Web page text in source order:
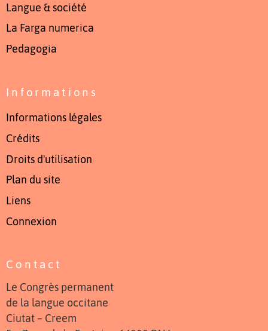
Langue & société
La Farga numerica
Pedagogia
Informations
Informations légales
Crédits
Droits d'utilisation
Plan du site
Liens
Connexion
Contact
Le Congrès permanent
de la langue occitane
Ciutat – Creem